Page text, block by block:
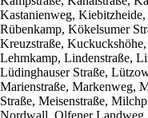
Kastanienweg,
Rübenkamp, Kökelsumer
Kreuzstraße,
Lehmkamp, Lindenstraße,
Lüdinghauser Straße,
Marienstraße, Markenweg,
Straße, Meisenstraße,